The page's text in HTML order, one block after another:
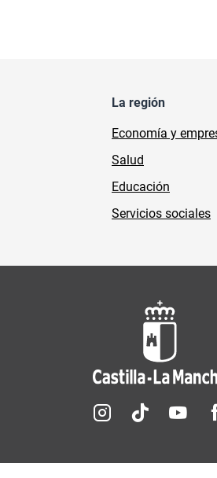
La región
Economía y
Salud
Educación
Servicios sociales
Redes sociales